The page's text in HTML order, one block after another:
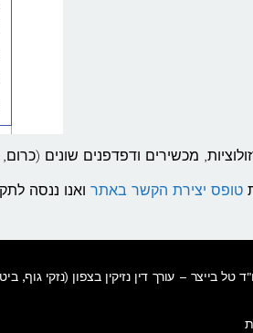
מכשירים ודפדפנים שונים
טופס יצירת הקשר באתר ואנו ננסה
עורך דין נזיקין בצפון (נזקי גוף,